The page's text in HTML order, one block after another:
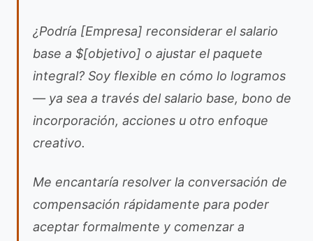
¿Podría [Empresa] reconsiderar el salario
base a $[objetivo] o ajustar el paquete
integral? Soy flexible en cómo lo logramos
— ya sea a través del salario base, bono de
incorporación, acciones u otro enfoque
creativo.
Me encantaría resolver la conversación de
compensación rápidamente para poder
aceptar formalmente y comenzar a